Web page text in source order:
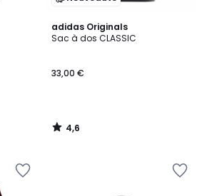
adidas Originals
Sac à dos CLASSIC
33,00 €
4,6
/ 5
4,6
/